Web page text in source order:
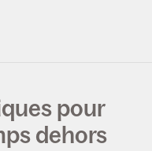
pour
dehors